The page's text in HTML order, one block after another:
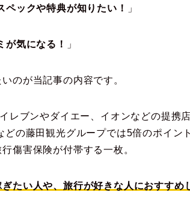
ックや特典が知りたい！ 」
が気になる！ 」
のが当記事の内容です。
レブンやダイエー、イオンなどの提携
の藤田観光グループでは5倍のポイン
傷害保険が付帯する一枚。
たい人や、旅行が好きな人におすすめ